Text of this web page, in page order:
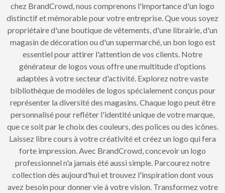
chez BrandCrowd, nous comprenons l'importance d'un logo
distinctif et mémorable pour votre entreprise. Que vous soyez
propriétaire d'une boutique de vêtements, d'une librairie, d'un
magasin de décoration ou d'un supermarché, un bon logo est
essentiel pour attirer l'attention de vos clients. Notre
générateur de logos vous offre une multitude d'options
adaptées à votre secteur d'activité. Explorez notre vaste
bibliothèque de modèles de logos spécialement conçus pour
représenter la diversité des magasins. Chaque logo peut être
personnalisé pour refléter l'identité unique de votre marque,
que ce soit par le choix des couleurs, des polices ou des icônes.
Laissez libre cours à votre créativité et créez un logo qui fera
forte impression. Avec BrandCrowd, concevoir un logo
professionnel n'a jamais été aussi simple. Parcourez notre
collection dès aujourd'hui et trouvez l'inspiration dont vous
avez besoin pour donner vie à votre vision. Transformez votre